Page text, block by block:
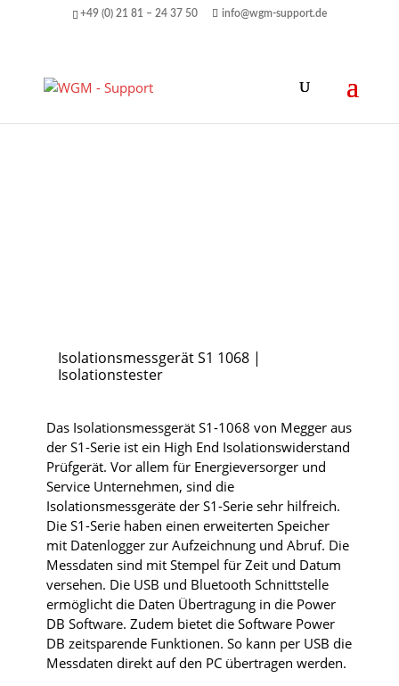
+49 (0) 21 81 – 24 37 50 info@wgm-support.de
Isolationsmessgerät S1 1068 |
Isolationstester
Das Isolationsmessgerät S1-1068 von Megger aus
der S1-Serie ist ein High End Isolationswiderstand
Prüfgerät. Vor allem für Energieversorger und
Service Unternehmen, sind die
Isolationsmessgeräte der S1-Serie sehr hilfreich.
Die S1-Serie haben einen erweiterten Speicher
mit Datenlogger zur Aufzeichnung und Abruf. Die
Messdaten sind mit Stempel für Zeit und Datum
versehen. Die USB und Bluetooth Schnittstelle
ermöglicht die Daten Übertragung in die Power
DB Software. Zudem bietet die Software Power
DB zeitsparende Funktionen. So kann per USB die
Messdaten direkt auf den PC übertragen werden.